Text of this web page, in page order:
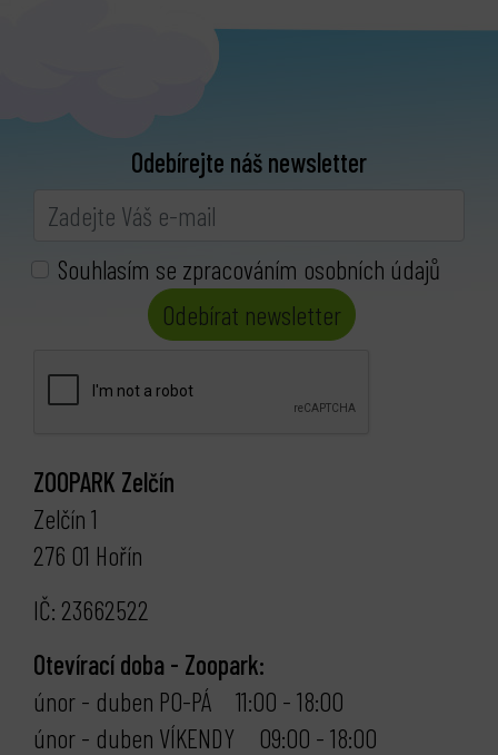
Odebírejte náš newsletter
Souhlasím se zpracováním osobních údajů
Odebírat newsletter
ZOOPARK Zelčín
Zelčín 1
276 01 Hořín
IČ: 23662522
Otevírací doba - Zoopark:
únor - duben PO-PÁ 11:00 - 18:00
únor - duben VÍKENDY 09:00 - 18:00